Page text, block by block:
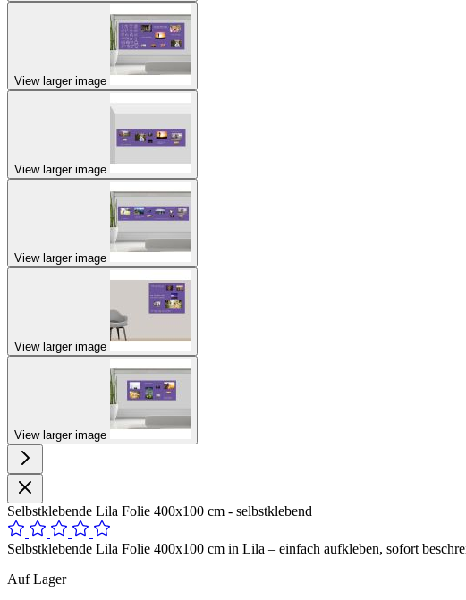
View larger image
View larger image
View larger image
View larger image
View larger image
Selbstklebende Lila Folie 400x100 cm - selbstklebend
Selbstklebende Lila Folie 400x100 cm in Lila – einfach aufkleben, sofort
Auf Lager